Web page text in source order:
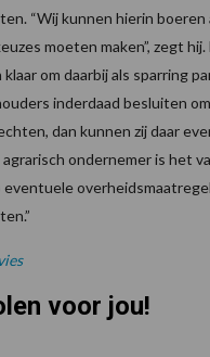
“Wij kunnen hierin boeren
moeten maken”, zegt hij.
klaar om daarbij als sparring
inderdaad besluiten
dan kunnen zij daar
agrarisch ondernemer is het
voor jou!